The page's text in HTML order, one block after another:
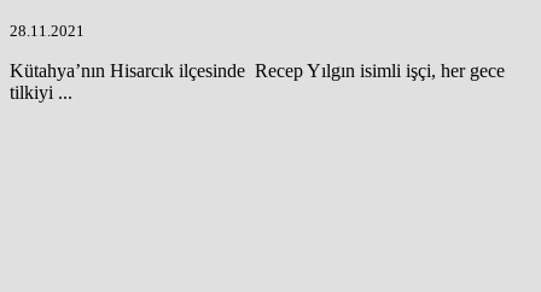
28.11.2021
Kütahya’nın Hisarcık ilçesinde Recep Yılgın isimli işçi, her gece
tilkiyi ...